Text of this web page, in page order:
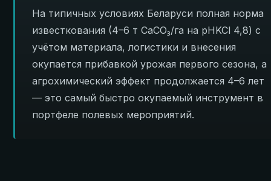
На типичных условиях Беларуси полная норма
известкования (4–6 т CaCO₃/га на pHKCl 4,8) с
учётом материала, логистики и внесения
окупается прибавкой урожая первого сезона, а
агрохимический эффект продолжается 4–6 лет
— это самый быстро окупаемый инструмент в
портфеле полевых мероприятий.